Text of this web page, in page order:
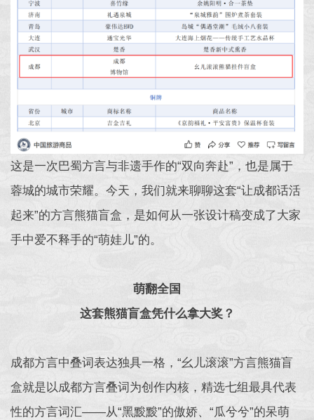
这是一次巴蜀方言与非遗手作的“双向奔赴”，也是属于
蓉城的城市荣耀。今天，我们就来聊聊这套“让成都话活
起来”的方言熊猫盲盒，是如何从一张设计稿变成了大家
手中爱不释手的“萌娃儿”的。
萌翻全国
这套熊猫盲盒凭什么拿大奖？
成都方言中叠词表达独具一格，“幺儿滚滚”方言熊猫盲
盒就是以成都方言叠词为创作内核，精选七组最具代表
性的方言词汇——从“黑黢黢”的傲娇、“瓜兮兮”的呆萌